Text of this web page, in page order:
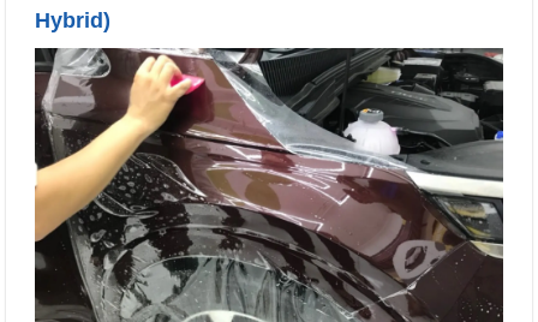
Hybrid)